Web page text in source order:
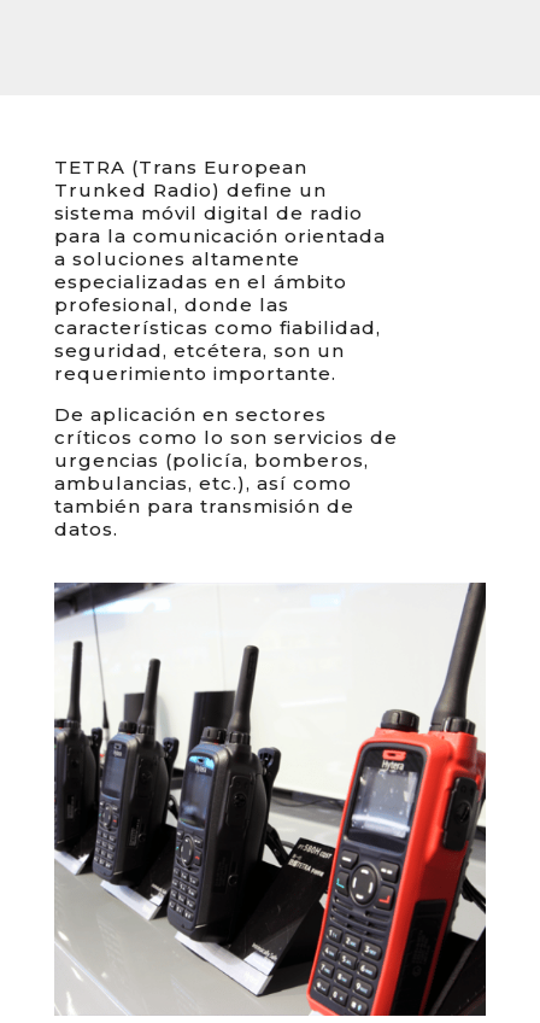
TETRA (Trans European
Trunked Radio) define un
sistema móvil digital de radio
para la comunicación orientada
a soluciones altamente
especializadas en el ámbito
profesional, donde las
características como fiabilidad,
seguridad, etcétera, son un
requerimiento importante.
De aplicación en sectores
críticos como lo son servicios de
urgencias (policía, bomberos,
ambulancias, etc.), así como
también para transmisión de
datos.